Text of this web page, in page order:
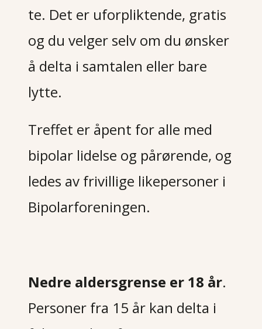
te. Det er uforpliktende, gratis
og du velger selv om du ønsker
å delta i samtalen eller bare
lytte.
Treffet er åpent for alle med
bipolar lidelse og pårørende, og
ledes av frivillige likepersoner i
Bipolarforeningen.
Nedre aldersgrense er 18 år.
Personer fra 15 år kan delta i